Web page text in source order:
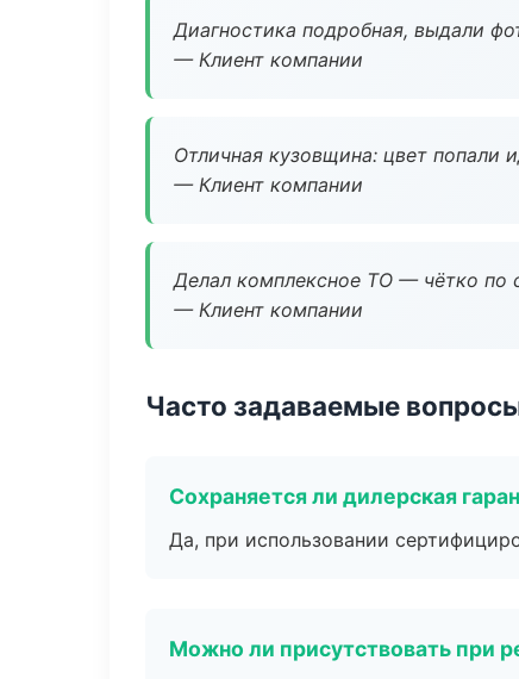
Диагностика подробная, выдали
— Клиент компании
Отличная кузовщина: цвет попали
— Клиент компании
Делал комплексное ТО — чётко по
— Клиент компании
Часто задаваемые
Сохраняется ли дилерская
Да, при использовании
Можно ли присутствовать при